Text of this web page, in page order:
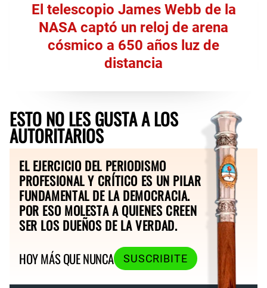
El telescopio James Webb de la
NASA captó un reloj de arena
cósmico a 650 años luz de
distancia
ESTO NO LES GUSTA A LOS
AUTORITARIOS
EL EJERCICIO DEL PERIODISMO
PROFESIONAL Y CRÍTICO ES UN PILAR
FUNDAMENTAL DE LA DEMOCRACIA.
POR ESO MOLESTA A QUIENES CREEN
SER LOS DUEÑOS DE LA VERDAD.
HOY MÁS QUE NUNCA
SUSCRIBITE